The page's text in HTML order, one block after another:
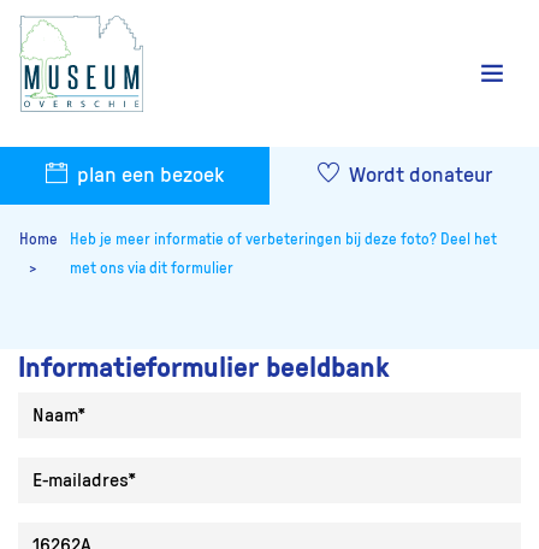
plan een bezoek Wordt donateur
Home
Heb je meer informatie of verbeteringen bij deze foto? Deel het
met ons via dit formulier
Informatieformulier beeldbank